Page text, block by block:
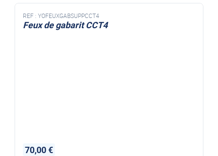
REF : YOFEUXGABSUPPCCT4
Feux de gabarit CCT4
70,00 €